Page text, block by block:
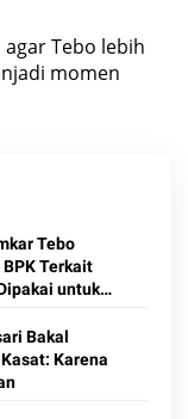
Tebo lebih
momen
Tebo
Terkait
untuk
Bakal
Karena